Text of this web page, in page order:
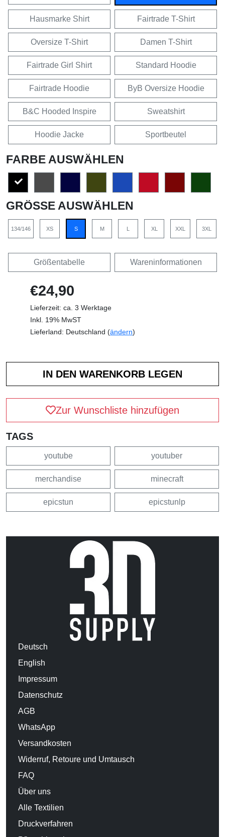
Hausmarke Shirt Fairtrade T-Shirt
Oversize T-Shirt Damen T-Shirt
Fairtrade Girl Shirt Standard Hoodie
Fairtrade Hoodie ByB Oversize Hoodie
B&C Hooded Inspire Sweatshirt
Hoodie Jacke Sportbeutel
FARBE AUSWÄHLEN
GRÖSSE AUSWÄHLEN
134/146 XS S M L XL XXL 3XL
Größentabelle Wareninformationen
€24,90
Lieferzeit: ca. 3 Werktage
Inkl. 19% MwST
Lieferland: Deutschland (ändern)
Zur Wunschliste hinzufügen
TAGS
youtube youtuber
merchandise minecraft
epicstun epicstunlp
Deutsch
English
Impressum
Datenschutz
AGB
WhatsApp
Versandkosten
Widerruf, Retoure und Umtausch
FAQ
Über uns
Alle Textilien
Druckverfahren